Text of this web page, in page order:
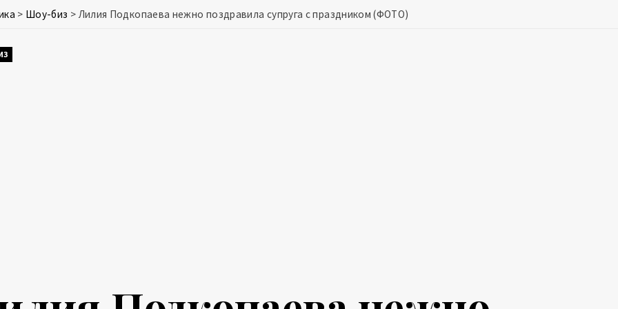
> Шоу-биз > Лилия Подкопаева нежно поздравила супруга с праздником (ФОТО)